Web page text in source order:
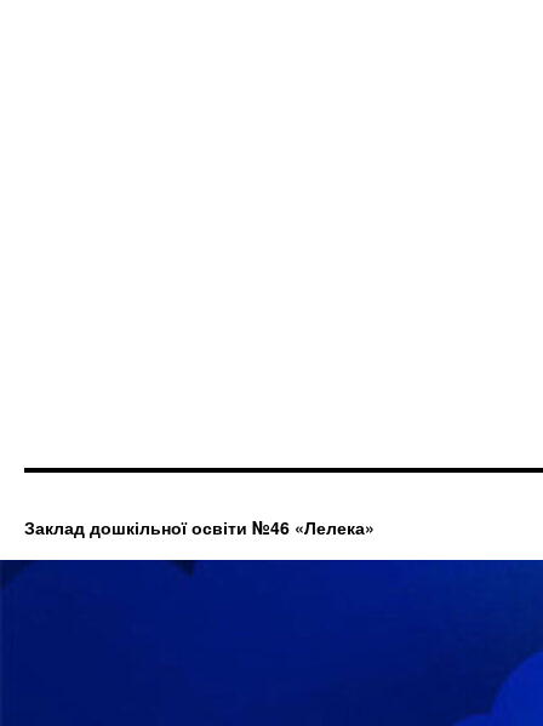
Заклад дошкільної освіти №46 «Лелека»